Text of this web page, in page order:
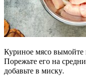
Куриное мясо
Порежьте его на
добавьте в миску.